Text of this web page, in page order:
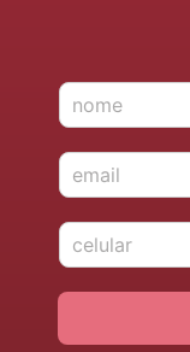
N
o
e
*
E
-
a
i
*
c
e
u